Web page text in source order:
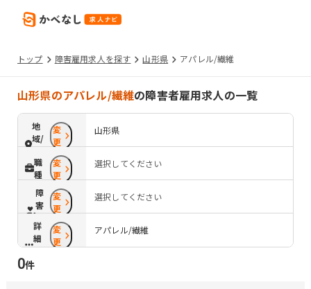
トップ 障害雇用求人を探す 山形県 アパレル/繊維
山形県のアパレル/繊維の障害者雇用求人の一覧
地
域/
路
線
変
更
山形県
職
種
変
更
選択してください
障
害
配
慮
変
更
選択してください
詳
細
条
件
変
更
アパレル/繊維
0件